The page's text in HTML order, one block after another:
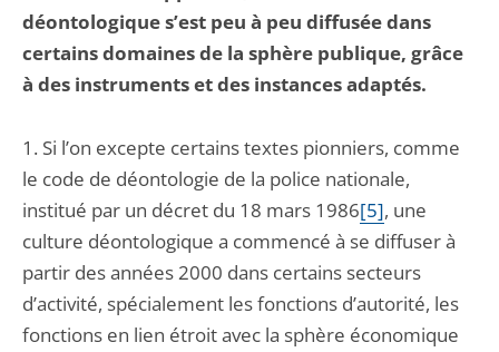
déontologique s’est peu à peu diffusée dans
certains domaines de la sphère publique, grâce
à des instruments et des instances adaptés.
1. Si l’on excepte certains textes pionniers, comme
le code de déontologie de la police nationale,
institué par un décret du 18 mars 1986[5], une
culture déontologique a commencé à se diffuser à
partir des années 2000 dans certains secteurs
d’activité, spécialement les fonctions d’autorité, les
fonctions en lien étroit avec la sphère économique